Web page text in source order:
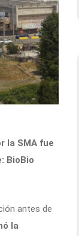
la SMA fue
BioBio
antes de
la